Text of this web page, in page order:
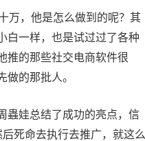
万，他是怎么做到的呢？其
白一样，也是试过过了各种
推的那些社交电商软件很
的那批人。
蟲娃总结了成功的亮点，信
死命去执行去推广，就这么